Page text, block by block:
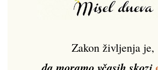
Zakon življenja je,